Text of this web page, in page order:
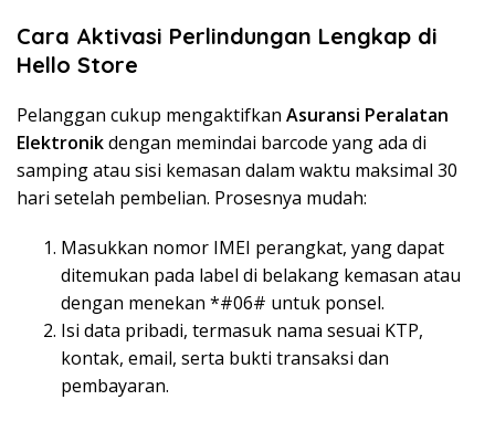
Cara Aktivasi Perlindungan Lengkap di
Hello Store
Pelanggan cukup mengaktifkan Asuransi Peralatan
Elektronikdengan memindai barcode yang ada di
samping atau sisi kemasan dalam waktu maksimal 30
hari setelah pembelian. Prosesnya mudah:
Masukkan nomor IMEI perangkat, yang dapat
ditemukan pada label di belakang kemasan atau
dengan menekan *#06# untuk ponsel.
Isi data pribadi, termasuk nama sesuai KTP,
kontak, email, serta bukti transaksi dan
pembayaran.